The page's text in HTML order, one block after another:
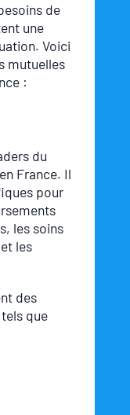
de
une
Voici
mutuelles
:
du
France. Il
pour
les soins
les
des
que